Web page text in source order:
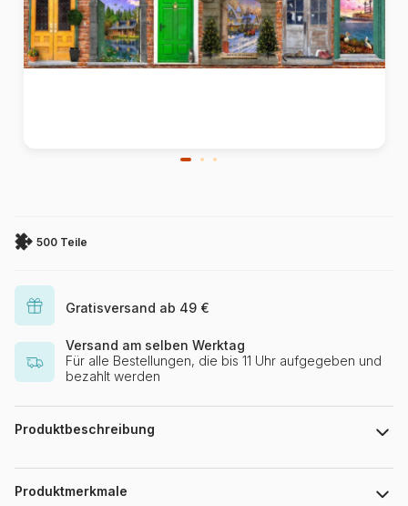
500 Teile
Gratisversand ab 49 €
Versand am selben Werktag
Für alle Bestellungen, die bis 11 Uhr aufgegeben und
bezahlt werden
Produktbeschreibung
Dominic Davison / MGL
Produktmerkmale